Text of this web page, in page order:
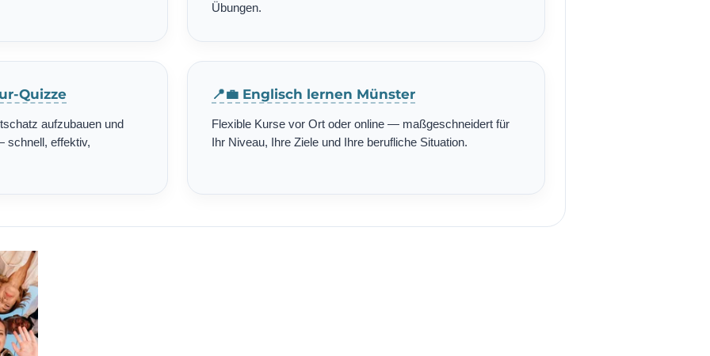
Übungen.
Quizze
aufzubauen und
schnell, effektiv,
📍💼 Englisch lernen Münster
Flexible Kurse vor Ort oder online — maßgeschneidert für
Ihr Niveau, Ihre Ziele und Ihre berufliche Situation.